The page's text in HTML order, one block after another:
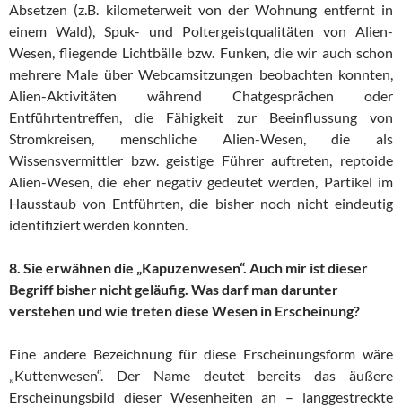
Absetzen (z.B. kilometerweit von der Wohnung entfernt in
einem Wald), Spuk- und Poltergeistqualitäten von Alien-
Wesen, fliegende Lichtbälle bzw. Funken, die wir auch schon
mehrere Male über Webcamsitzungen beobachten konnten,
Alien-Aktivitäten während Chatgesprächen oder
Entführtentreffen, die Fähigkeit zur Beeinflussung von
Stromkreisen, menschliche Alien-Wesen, die als
Wissensvermittler bzw. geistige Führer auftreten, reptoide
Alien-Wesen, die eher negativ gedeutet werden, Partikel im
Hausstaub von Entführten, die bisher noch nicht eindeutig
identifiziert werden konnten.
8. Sie erwähnen die „Kapuzenwesen“. Auch mir ist dieser
Begriff bisher nicht geläufig. Was darf man darunter
verstehen und wie treten diese Wesen in Erscheinung?
Eine andere Bezeichnung für diese Erscheinungsform wäre
„Kuttenwesen“. Der Name deutet bereits das äußere
Erscheinungsbild dieser Wesenheiten an – langgestreckte